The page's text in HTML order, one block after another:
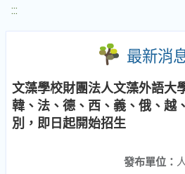
:::
最新消
文藻學校財團法人文藻外語大
韓、法、德、西、義、俄、越
別，即日起開始招生
發布單位：